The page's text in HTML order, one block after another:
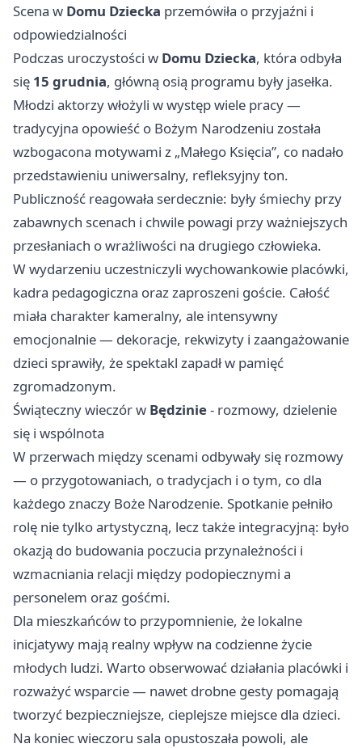
Scena w Domu Dziecka przemówiła o przyjaźni i
odpowiedzialności
Podczas uroczystości w Domu Dziecka, która odbyła
się 15 grudnia, główną osią programu były jasełka.
Młodzi aktorzy włożyli w występ wiele pracy —
tradycyjna opowieść o Bożym Narodzeniu została
wzbogacona motywami z „Małego Księcia”, co nadało
przedstawieniu uniwersalny, refleksyjny ton.
Publiczność reagowała serdecznie: były śmiechy przy
zabawnych scenach i chwile powagi przy ważniejszych
przesłaniach o wrażliwości na drugiego człowieka.
W wydarzeniu uczestniczyli wychowankowie placówki,
kadra pedagogiczna oraz zaproszeni goście. Całość
miała charakter kameralny, ale intensywny
emocjonalnie — dekoracje, rekwizyty i zaangażowanie
dzieci sprawiły, że spektakl zapadł w pamięć
zgromadzonym.
Świąteczny wieczór w Będzinie- rozmowy, dzielenie
się i wspólnota
W przerwach między scenami odbywały się rozmowy
— o przygotowaniach, o tradycjach i o tym, co dla
każdego znaczy Boże Narodzenie. Spotkanie pełniło
rolę nie tylko artystyczną, lecz także integracyjną: było
okazją do budowania poczucia przynależności i
wzmacniania relacji między podopiecznymi a
personelem oraz gośćmi.
Dla mieszkańców to przypomnienie, że lokalne
inicjatywy mają realny wpływ na codzienne życie
młodych ludzi. Warto obserwować działania placówki i
rozważyć wsparcie — nawet drobne gesty pomagają
tworzyć bezpieczniejsze, cieplejsze miejsce dla dzieci.
Na koniec wieczoru sala opustoszała powoli, ale